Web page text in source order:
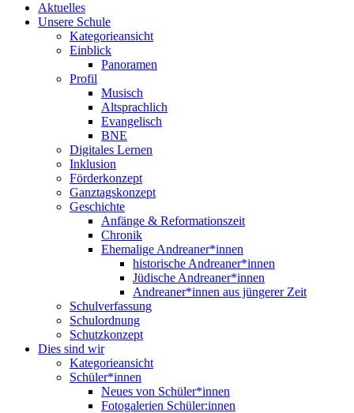
Aktuelles
Unsere Schule
Kategorieansicht
Einblick
Panoramen
Profil
Musisch
Altsprachlich
Evangelisch
BNE
Digitales Lernen
Inklusion
Förderkonzept
Ganztagskonzept
Geschichte
Anfänge & Reformationszeit
Chronik
Ehemalige Andreaner*innen
historische Andreaner*innen
Jüdische Andreaner*innen
Andreaner*innen aus jüngerer Zeit
Schulverfassung
Schulordnung
Schutzkonzept
Dies sind wir
Kategorieansicht
Schüler*innen
Neues von Schüler*innen
Fotogalerien Schüler:innen